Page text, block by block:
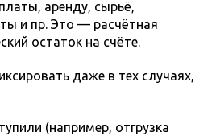
аренду, сырьё,
и пр. Это — расчётная
остаток на счёте.
даже в тех случаях,
(например, отгрузка